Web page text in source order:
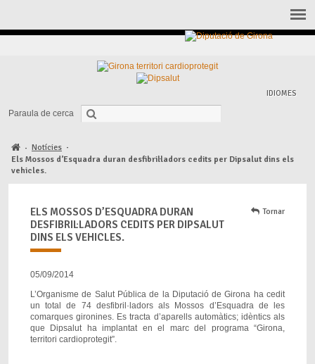
IDIOMES
Paraula de cerca
· Notícies ·
Els Mossos d’Esquadra duran desfibril·ladors cedits per Dipsalut dins els
vehicles.
ELS MOSSOS D’ESQUADRA DURAN
DESFIBRIL·LADORS CEDITS PER DIPSALUT
DINS ELS VEHICLES.
Tornar
05/09/2014
L’Organisme de Salut Pública de la Diputació de Girona ha cedit
un total de 74 desfibril·ladors als Mossos d’Esquadra de les
comarques gironines. Es tracta d’aparells automàtics; idèntics als
que Dipsalut ha implantat en el marc del programa “Girona,
territori cardioprotegit”.